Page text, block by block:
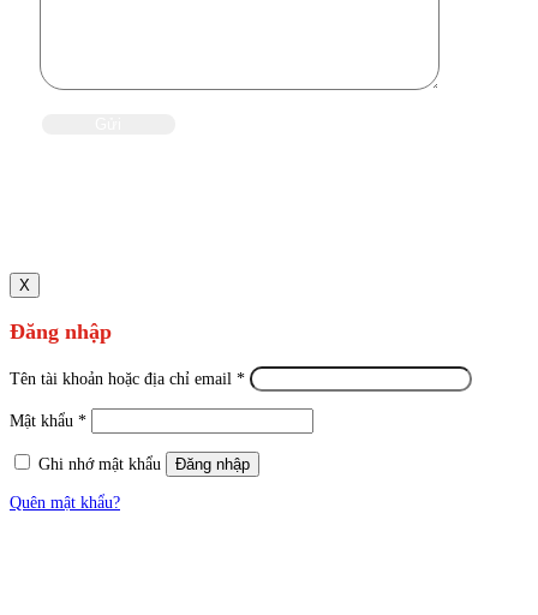
X
Đăng nhập
Tên tài khoản hoặc địa chỉ email *
Mật khẩu *
Ghi nhớ mật khẩu Đăng nhập
Quên mật khẩu?